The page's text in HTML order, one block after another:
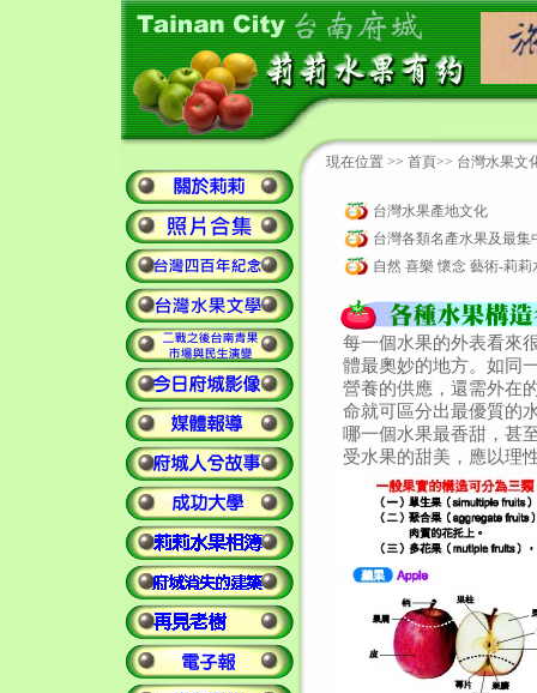
台灣水果產地文化
台灣各類名產水果及最集
自然 喜樂 懷念 藝術-莉莉
每一個水果的外表看來
體最奧妙的地方。如同
營養的供應，還需外在
命就可區分出最優質的
哪一個水果最香甜，甚
受水果的甜美，應以理
現在位置 >> 首頁>> 台灣水果文